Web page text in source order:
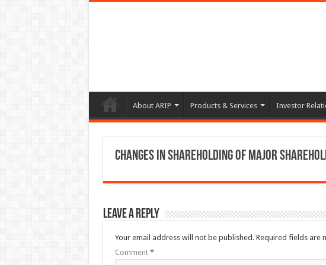
About ARIP Products & Services Investor
Changes in Shareholding of Major
Leave a Reply
Your email address will not be published. Required fields are
Comment *